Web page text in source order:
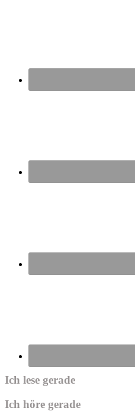
Ich lese gerade
Ich höre gerade